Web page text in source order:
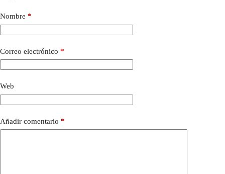
Nombre *
Correo electrónico *
Web
Añadir comentario *